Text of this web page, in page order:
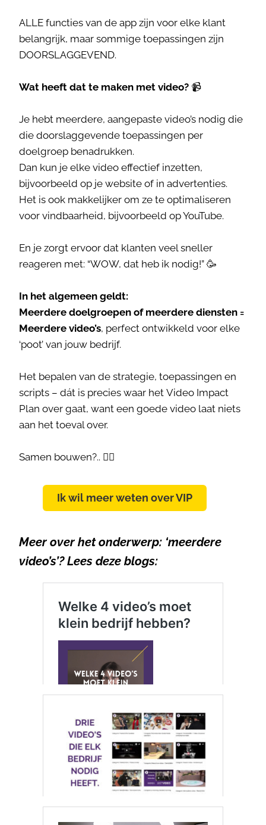
ALLE functies van de app zijn voor elke klant
belangrijk, maar sommige toepassingen zijn
DOORSLAGGEVEND.
Wat heeft dat te maken met video? 📹
Je hebt meerdere, aangepaste video’s nodig die
die doorslaggevende toepassingen per
doelgroep benadrukken.
Dan kun je elke video effectief inzetten,
bijvoorbeeld op je website of in advertenties.
Het is ook makkelijker om ze te optimaliseren
voor vindbaarheid, bijvoorbeeld op YouTube.
En je zorgt ervoor dat klanten veel sneller
reageren met: “WOW, dat heb ik nodig!” 🥳
In het algemeen geldt:
Meerdere doelgroepen of meerdere diensten =
Meerdere video’s, perfect ontwikkeld voor elke
‘poot’ van jouw bedrijf.
Het bepalen van de strategie, toepassingen en
scripts – dát is precies waar het Video Impact
Plan over gaat, want een goede video laat niets
aan het toeval over.
Samen bouwen?.. 👷‍♀️
Ik wil meer weten over VIP
Meer over het onderwerp: ‘meerdere
video’s’? Lees deze blogs: